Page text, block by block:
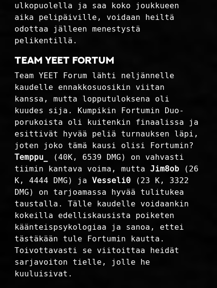
ulkopuolella ja saa koko joukkueen
aika pelipäiville, voidaan heiltä
odottaa jälleen menestystä
pelikentillä.
Team YEET Fortum
Team YEET Forum lähti neljännelle
kaudelle ennakkosuosikin viitan
kanssa, mutta lopputuloksena oli
kuudes sija. Kumpikin Fortumin Duo-
porukoista oli kuitenkin finaalissa ja
esittivät hyvää peliä turnauksen läpi,
joten joko tämä kausi olisi Fortumin?
Temppu_
(40K, 6539 DMG) on vahvasti
tiimin kantava voima, mutta Jim8ob (26
K, 4444 DMG) ja Vesseli0 (23 K, 3322
DMG) on tarjoamassa hyvää tulitukea
taustalla. Tälle kaudelle voidaankin
kokeilla edelliskausista poiketen
käänteispsykologiaa ja sanoa, ettei
tästäkään tule Fortumin kautta.
Toivottavasti se viitoittaa heidät
sarjavoiton tielle, jolle he
kuuluisivat.